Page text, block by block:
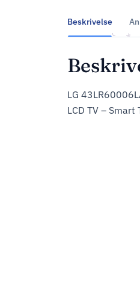
Beskrivelse
LG
LCD TV –